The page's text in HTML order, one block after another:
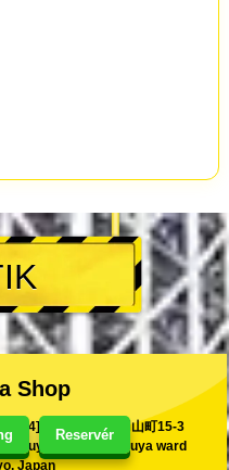
Reservér
Shop
0044]東京都渋谷区円山町15-3
Maruyama-Cho Shibuya ward
Japan